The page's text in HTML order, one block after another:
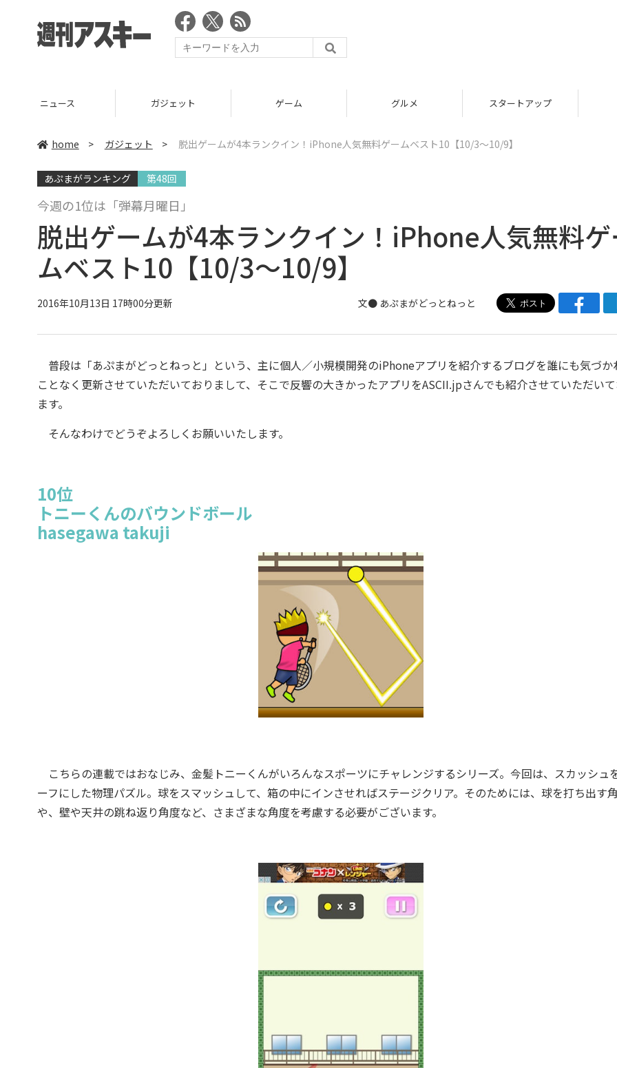
ニュース ガジェット ゲーム グルメ スタートアップ
home > ガジェット > 脱出ゲームが4本ランクイン！iPhone人気無料ゲームベスト10【10/3～10/9】
あぷまがランキング 第48回
今週の1位は「弾幕月曜日」
脱出ゲームが4本ランクイン！iPhone人気無料ゲ
ムベスト10【10/3～10/9】
2016年10月13日 17時00分更新 文● あぷまがどっとねっと
普段は「あぷまがどっとねっと」という、主に個人／小規模開発のiPhoneアプリを紹介するブログを誰にも気づか
ことなく更新させていただいておりまして、そこで反響の大きかったアプリをASCII.jpさんでも紹介させていただいて
ます。
そんなわけでどうぞよろしくお願いいたします。
10位
トニーくんのバウンドボール
hasegawa takuji
こちらの連載ではおなじみ、金髪トニーくんがいろんなスポーツにチャレンジするシリーズ。今回は、スカッシュ
ーフにした物理パズル。球をスマッシュして、箱の中にインさせればステージクリア。そのためには、球を打ち出す
や、壁や天井の跳ね返り角度など、さまざまな角度を考慮する必要がございます。